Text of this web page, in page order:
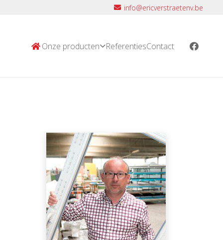
info@ericverstraetenv.be
Onze producten ReferentiesContact